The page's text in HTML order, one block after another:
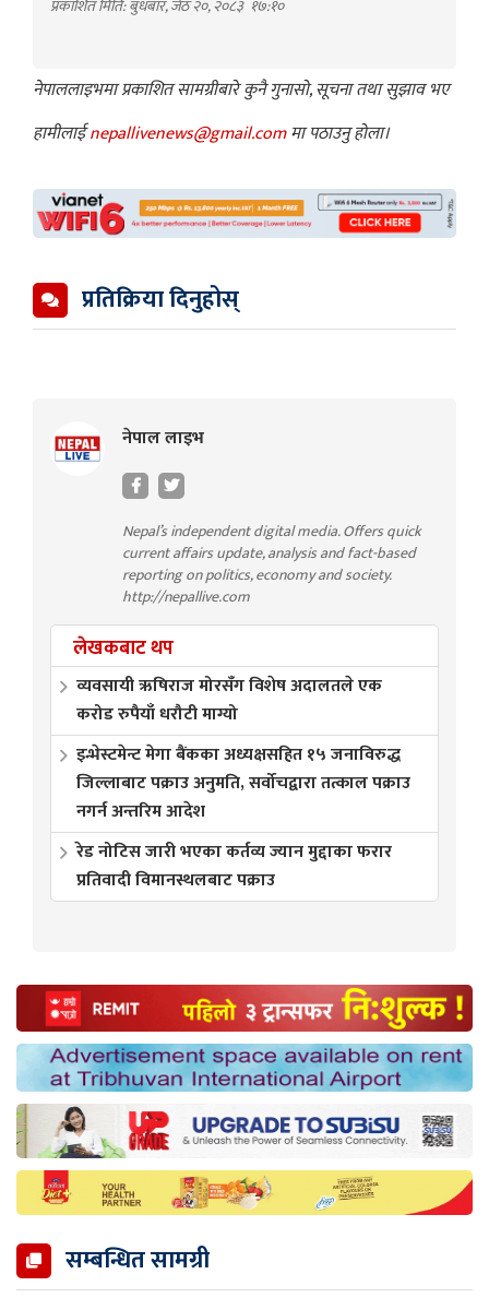
प्रकाशित मिति: बुधबार, जेठ २०, २०८३ १७:१०
नेपाललाइभमा प्रकाशित सामग्रीबारे कुनै गुनासो, सूचना तथा सुझाव भए
हामीलाईnepallivenews@gmail.comमा पठाउनु होला।
प्रतिक्रिया दिनुहोस्
नेपाल लाइभ
Nepal’s independent digital media. Offers quick
current affairs update, analysis and fact-based
reporting on politics, economy and society.
http://nepallive.com
लेखकबाट थप
व्यवसायी ऋषिराज मोरसँग विशेष अदालतले एक
करोड रुपैयाँ धरौटी माग्यो
इन्भेस्टमेन्ट मेगा बैंकका अध्यक्षसहित १५ जनाविरुद्ध
जिल्लाबाट पक्राउ अनुमति, सर्वोचद्वारा तत्काल पक्राउ
नगर्न अन्तरिम आदेश
रेड नोटिस जारी भएका कर्तव्य ज्यान मुद्दाका फरार
प्रतिवादी विमानस्थलबाट पक्राउ
सम्बन्धित सामग्री